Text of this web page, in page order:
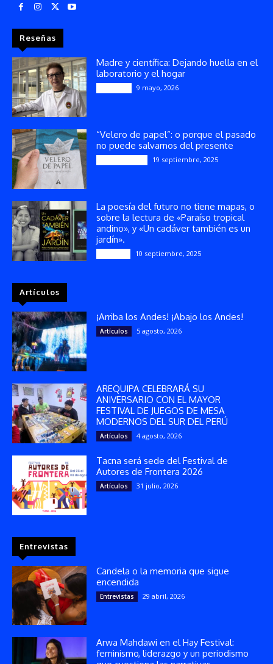
Reseñas
Madre y científica: Dejando huella en el
laboratorio y el hogar
9 mayo, 2026
“Velero de papel”: o porque el pasado
no puede salvarnos del presente
19 septiembre, 2025
La poesía del futuro no tiene mapas, o
sobre la lectura de «Paraíso tropical
andino», y «Un cadáver también es un
jardín».
10 septiembre, 2025
Artículos
¡Arriba los Andes! ¡Abajo los Andes!
Artículos 5 agosto, 2026
AREQUIPA CELEBRARÁ SU
ANIVERSARIO CON EL MAYOR
FESTIVAL DE JUEGOS DE MESA
MODERNOS DEL SUR DEL PERÚ
Artículos 4 agosto, 2026
Tacna será sede del Festival de
Autores de Frontera 2026
Artículos 31 julio, 2026
Entrevistas
Candela o la memoria que sigue
encendida
Entrevistas 29 abril, 2026
Arwa Mahdawi en el Hay Festival:
feminismo, liderazgo y un periodismo